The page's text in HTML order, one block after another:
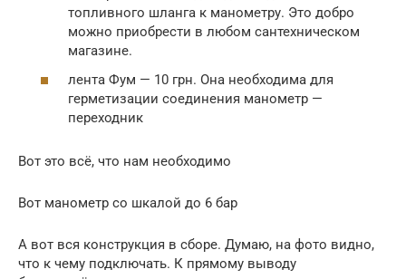
топливного шланга к манометру. Это добро
можно приобрести в любом сантехническом
магазине.
лента Фум — 10 грн. Она необходима для
герметизации соединения манометр —
переходник
Вот это всё, что нам необходимо
Вот манометр со шкалой до 6 бар
А вот вся конструкция в сборе. Думаю, на фото видно,
что к чему подключать. К прямому выводу